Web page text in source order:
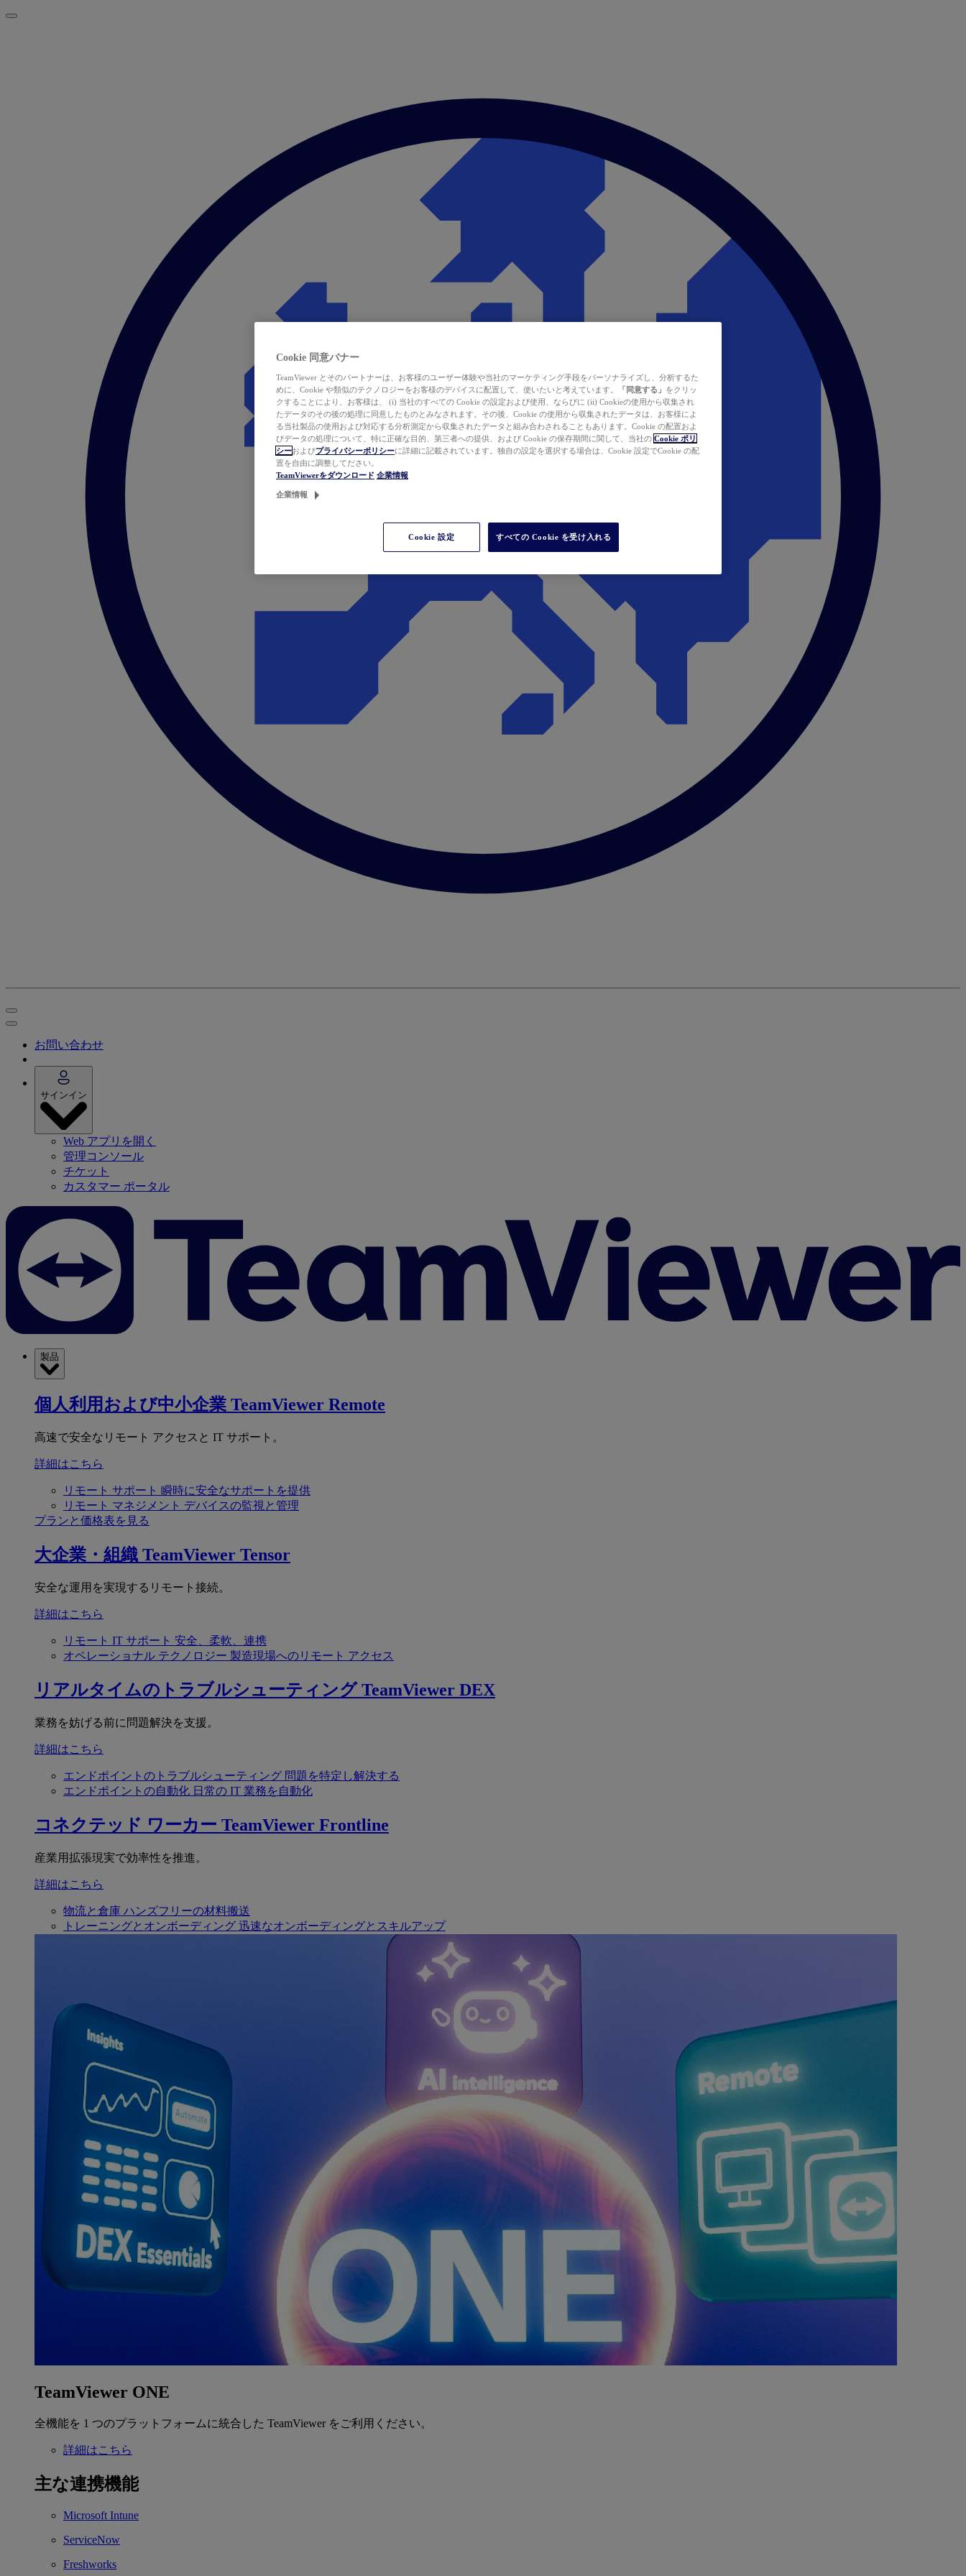
お問い合わせ
サインイン
Web アプリを開く
管理コンソール
チケット
カスタマー ポータル
製品
個人利用および中小企業 TeamViewer Remote
高速で安全なリモート アクセスと IT サポート。
詳細はこちら
リモート サポート 瞬時に安全なサポートを提供
リモート マネジメント デバイスの監視と管理
プランと価格表を見る
大企業・組織 TeamViewer Tensor
安全な運用を実現するリモート接続。
詳細はこちら
リモート IT サポート 安全、柔軟、連携
オペレーショナル テクノロジー 製造現場へのリモート アクセス
リアルタイムのトラブルシューティング TeamViewer DEX
業務を妨げる前に問題解決を支援。
詳細はこちら
エンドポイントのトラブルシューティング 問題を特定し解決する
エンドポイントの自動化 日常の IT 業務を自動化
コネクテッド ワーカー TeamViewer Frontline
産業用拡張現実で効率性を推進。
詳細はこちら
物流と倉庫 ハンズフリーの材料搬送
トレーニングとオンボーディング 迅速なオンボーディングとスキルアップ
TeamViewer ONE
全機能を 1 つのプラットフォームに統合した TeamViewer をご利用ください。
詳細はこちら
主な連携機能
Microsoft Intune
ServiceNow
Freshworks
Cookie 同意バナー
TeamViewer とそのパートナーは、お客様のユーザー体験や当社のマーケティング手段をパーソナライズし、分析するた
めに、Cookie や類似のテクノロジーをお客様のデバイスに配置して、使いたいと考えています。
「同意する」 をクリッ
クすることにより、お客様は、 (i) 当社のすべての Cookie の設定および使用、ならびに (ii) Cookieの使用から収集され
たデータのその後の処理に同意したものとみなされます。その後、Cookie の使用から収集されたデータは、お客様によ
る当社製品の使用および対応する分析測定から収集されたデータと組み合わされることもあります。Cookie の配置およ
びデータの処理について、特に正確な目的、第三者への提供、および Cookie の保存期間に関して、当社の Cookie ポリ
シーおよびプライバシーポリシーに詳細に記載されています。独自の設定を選択する場合は、Cookie 設定でCookie の配
置を自由に調整してださい。
TeamViewerをダウンロード 企業情報
企業情報
Cookie 設定 すべての Cookie を受け入れる